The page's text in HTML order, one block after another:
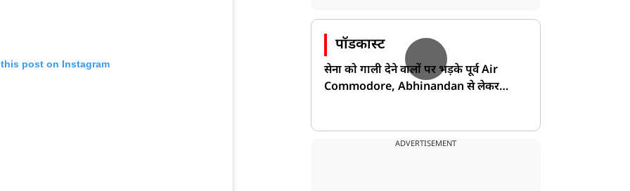
post on Instagram
पॉडकास्ट
सेना को गाली देने वालों पर भड़के पूर्व Air
Commodore, Abhinandan से लेकर
ADVERTISEMENT